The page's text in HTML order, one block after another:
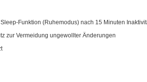
Funktion (Ruhemodus) nach 15 Minuten
zur Vermeidung ungewollter Änderungen